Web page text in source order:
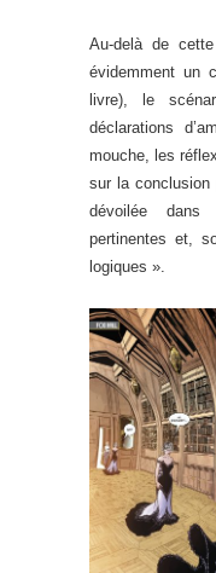
Au-delà de
évidemment un
livre), le
déclarations
mouche, les
sur la conclusion
dévoilée dans
pertinentes et,
logiques ».